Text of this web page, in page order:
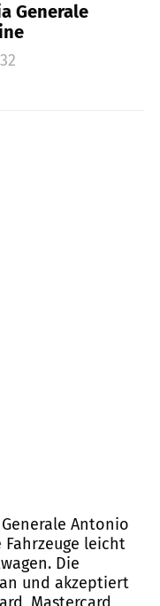
Generale
Antonio
leicht
Die
und akzeptiert